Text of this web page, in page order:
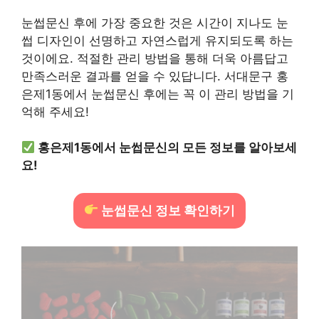
눈썹문신 후에 가장 중요한 것은 시간이 지나도 눈
썹 디자인이 선명하고 자연스럽게 유지되도록 하는
것이에요. 적절한 관리 방법을 통해 더욱 아름답고
만족스러운 결과를 얻을 수 있답니다. 서대문구 홍
은제1동에서 눈썹문신 후에는 꼭 이 관리 방법을 기
억해 주세요!
홍은제1동에서 눈썹문신의 모든 정보를 알아보세
요!
눈썹문신 정보 확인하기